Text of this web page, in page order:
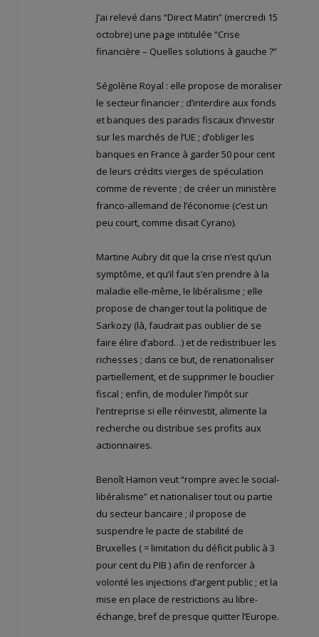
J’ai relevé dans “Direct Matin” (mercredi 15
octobre) une page intitulée “Crise
financière – Quelles solutions à gauche ?”
Ségolène Royal : elle propose de moraliser
le secteur financier ; d’interdire aux fonds
et banques des paradis fiscaux d’investir
sur les marchés de l’UE ; d’obliger les
banques en France à garder 50 pour cent
de leurs crédits vierges de spéculation
comme de revente ; de créer un ministère
franco-allemand de l’économie (c’est un
peu court, comme disait Cyrano).
Martine Aubry dit que la crise n’est qu’un
symptôme, et qu’il faut s’en prendre à la
maladie elle-même, le libéralisme ; elle
propose de changer tout la politique de
Sarkozy (là, faudrait pas oublier de se
faire élire d’abord…) et de redistribuer les
richesses ; dans ce but, de renationaliser
partiellement, et de supprimer le bouclier
fiscal ; enfin, de moduler l’impôt sur
l’entreprise si elle réinvestit, alimente la
recherche ou distribue ses profits aux
actionnaires.
Benoît Hamon veut “rompre avec le social-
libéralisme” et nationaliser tout ou partie
du secteur bancaire ; il propose de
suspendre le pacte de stabilité de
Bruxelles ( = limitation du déficit public à 3
pour cent du PIB ) afin de renforcer à
volonté les injections d’argent public ; et la
mise en place de restrictions au libre-
échange, bref de presque quitter l’Europe.